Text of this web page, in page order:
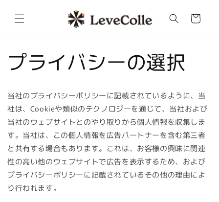
進む
ー
プライバシーの選択
当社のプライバシーポリシーに記載されているように、当
社は、Cookieや類似のテクノロジーを通じて、当社および
当社のウェブサイトとのやり取りから個人情報を収集しま
す。当社は、この個人情報を広告パートナーを含む第三者
と共有する場合もあります。これは、お客様の興味に関連
性の高い他のウェブサイトで広告を表示するため、および
プライバシーポリシーに記載されているその他の理由によ
り行われます。